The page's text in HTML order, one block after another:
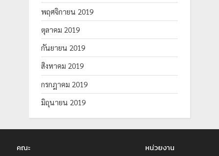
พฤศจิกายน 2019
ตุลาคม 2019
กันยายน 2019
สิงหาคม 2019
กรกฎาคม 2019
มิถุนายน 2019
คณะ หน่วยงาน